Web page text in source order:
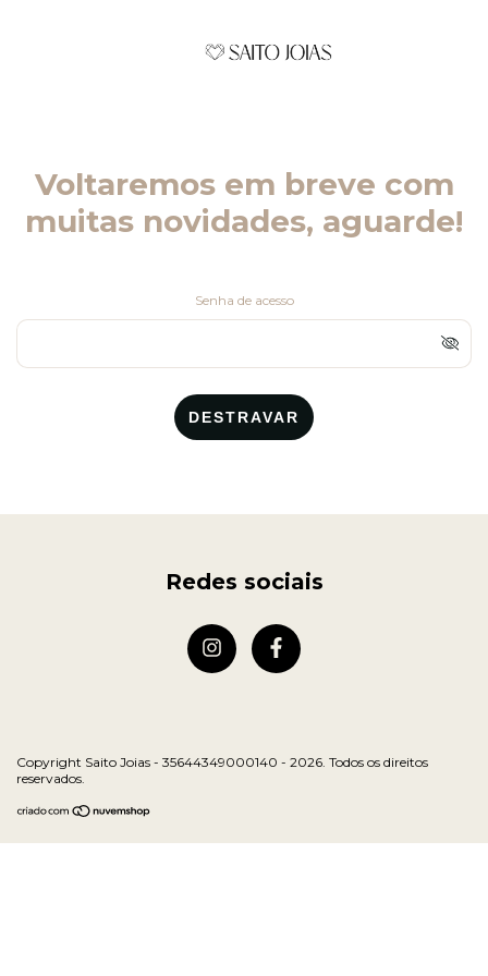
Voltaremos em breve com
muitas novidades, aguarde!
Senha de acesso
DESTRAVAR
Redes sociais
Copyright Saito Joias - 35644349000140 - 2026. Todos os direitos
reservados.